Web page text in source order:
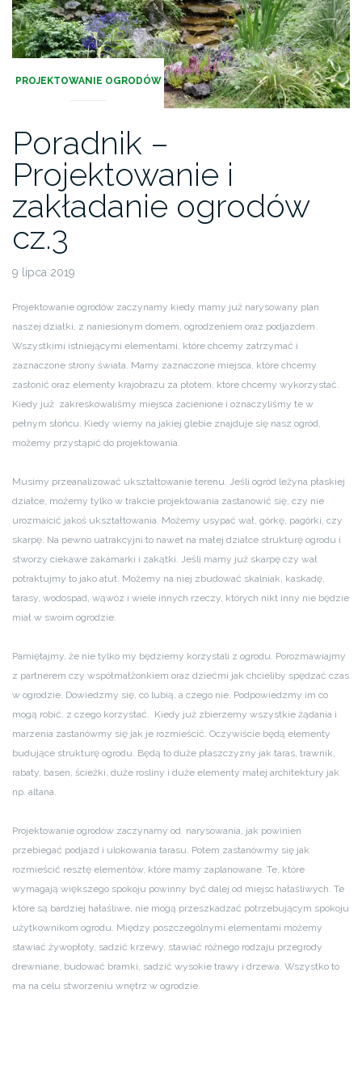
PROJEKTOWANIE OGRODÓW
Poradnik –
Projektowanie i
zakładanie ogrodów
cz.3
9 lipca 2019
Projektowanie ogrodów zaczynamy kiedy mamy już narysowany plan
naszej działki, z naniesionym domem, ogrodzeniem oraz podjazdem.
Wszystkimi istniejącymi elementami, które chcemy zatrzymać i
zaznaczone strony świata. Mamy zaznaczone miejsca, które chcemy
zasłonić oraz elementy krajobrazu za płotem, które chcemy wykorzystać.
Kiedy już zakreskowaliśmy miejsca zacienione i oznaczyliśmy te w
pełnym słońcu. Kiedy wiemy na jakiej glebie znajduje się nasz ogród,
możemy przystąpić do projektowania.
Musimy przeanalizować ukształtowanie terenu. Jeśli ogród leżyna płaskiej
działce, możemy tylko w trakcie projektowania zastanowić się, czy nie
urozmaicić jakoś ukształtowania. Możemy usypać wał, górkę, pagórki, czy
skarpę. Na pewno uatrakcyjni to nawet na małej działce strukturę ogrodu i
stworzy ciekawe zakamarki i zakątki. Jeśli mamy już skarpę czy wał
potraktujmy to jako atut. Możemy na niej zbudować skalniak, kaskadę,
tarasy, wodospad, wąwóz i wiele innych rzeczy, których nikt inny nie będzie
miał w swoim ogrodzie.
Pamiętajmy, że nie tylko my będziemy korzystali z ogrodu. Porozmawiajmy
z partnerem czy współmałżonkiem oraz dziećmi jak chcieliby spędzać czas
w ogrodzie. Dowiedzmy się, co lubią, a czego nie. Podpowiedzmy im co
mogą robić, z czego korzystać. Kiedy już zbierzemy wszystkie żądania i
marzenia zastanówmy się jak je rozmieścić. Oczywiście będą elementy
budujące strukturę ogrodu. Będą to duże płaszczyzny jak taras, trawnik,
rabaty, basen, ścieżki, duże rosliny i duże elementy małej architektury jak
np. altana.
Projektowanie ogrodów zaczynamy od narysowania, jak powinien
przebiegać podjazd i ulokowania tarasu. Potem zastanówmy się jak
rozmieścić resztę elementów, które mamy zaplanowane. Te, które
wymagają większego spokoju powinny być dalej od miejsc hałaśliwych. Te
które są bardziej hałaśliwe, nie mogą przeszkadzać potrzebującym spokoju
użytkownikom ogrodu. Między poszczególnymi elementami możemy
stawiać żywopłoty, sadzić krzewy, stawiać różnego rodzaju przegrody
drewniane, budować bramki, sadzić wysokie trawy i drzewa. Wszystko to
ma na celu stworzeniu wnętrz w ogrodzie.